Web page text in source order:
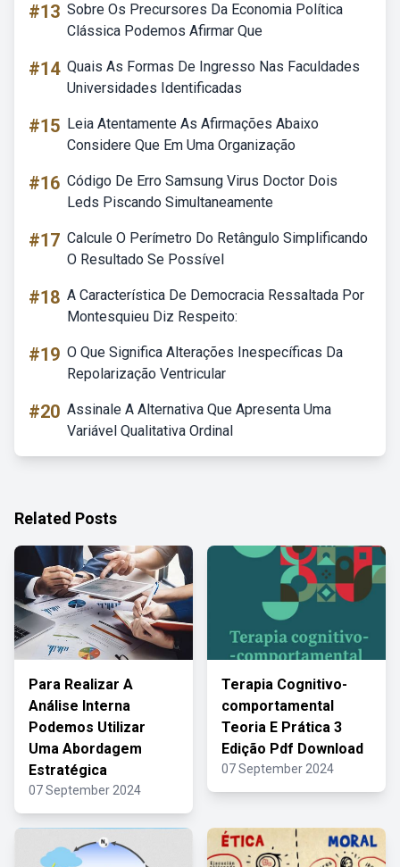
#13 Sobre Os Precursores Da Economia Política
Clássica Podemos Afirmar Que
#14 Quais As Formas De Ingresso Nas Faculdades
Universidades Identificadas
#15 Leia Atentamente As Afirmações Abaixo
Considere Que Em Uma Organização
#16 Código De Erro Samsung Virus Doctor Dois
Leds Piscando Simultaneamente
#17 Calcule O Perímetro Do Retângulo Simplificando
O Resultado Se Possível
#18 A Característica De Democracia Ressaltada Por
Montesquieu Diz Respeito:
#19 O Que Significa Alterações Inespecíficas Da
Repolarização Ventricular
#20 Assinale A Alternativa Que Apresenta Uma
Variável Qualitativa Ordinal
Related Posts
Para Realizar A
Análise Interna
Podemos Utilizar
Uma Abordagem
Estratégica
07 September 2024
Terapia Cognitivo-
comportamental
Teoria E Prática 3
Edição Pdf Download
07 September 2024